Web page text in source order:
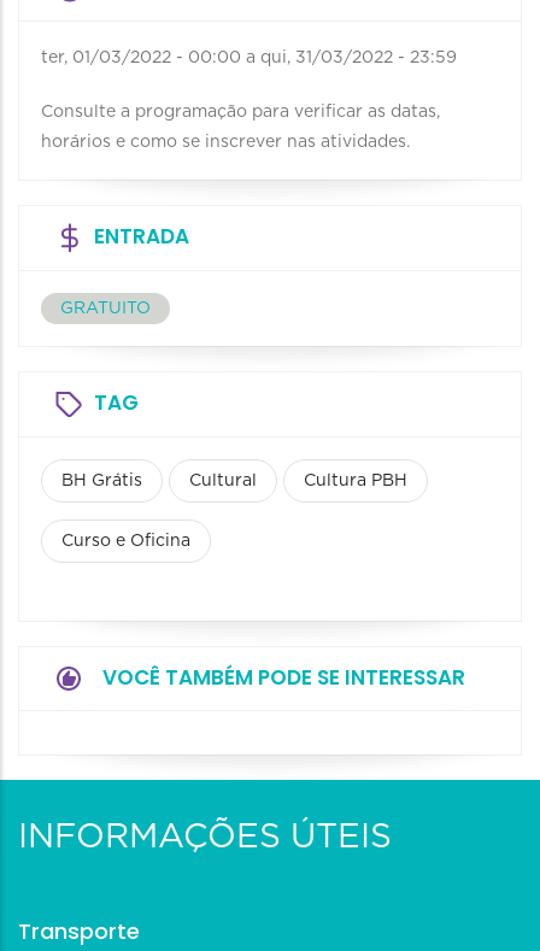
ter, 01/03/2022 - 00:00 a qui, 31/03/2022 - 23:59
Consulte a programação para verificar as datas,
horários e como se inscrever nas atividades.
ENTRADA
GRATUITO
TAG
BH Grátis Cultural Cultura PBH
Curso e Oficina
VOCÊ TAMBÉM PODE SE INTERESSAR
INFORMAÇÕES ÚTEIS
Transporte